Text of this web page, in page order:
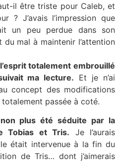
il être triste pour Caleb, et
? J’avais l’impression que
un peu perdue dans son
mal à maintenir l’attention
l’esprit totalement embrouillé
ma lecture. Et je n’ai
concept des modifications
passée à coté.
non plus été séduite par la
Tobias et Tris. Je l’aurais
était intervenue à la fin du
de Tris… dont j’aimerais